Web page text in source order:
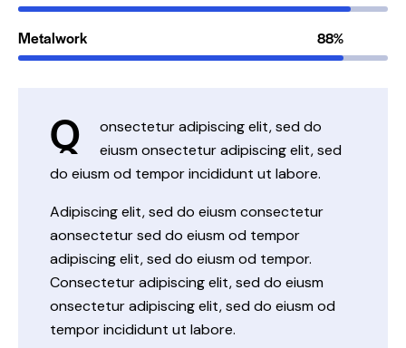
Metalwork 88%
Q
onsectetur adipiscing elit, sed do
eiusm onsectetur adipiscing elit, sed
do eiusm od tempor incididunt ut labore.
Adipiscing elit, sed do eiusm consectetur
aonsectetur sed do eiusm od tempor
adipiscing elit, sed do eiusm od tempor.
Consectetur adipiscing elit, sed do eiusm
onsectetur adipiscing elit, sed do eiusm od
tempor incididunt ut labore.